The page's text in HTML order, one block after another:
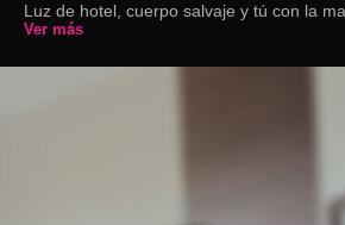
Luz de hotel, cuerpo salvaje y tú con la
Ver más